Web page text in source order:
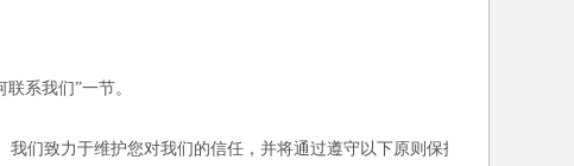
系我们”一节。
们致力于维护您对我们的信任，并将通过遵守以下原则保护